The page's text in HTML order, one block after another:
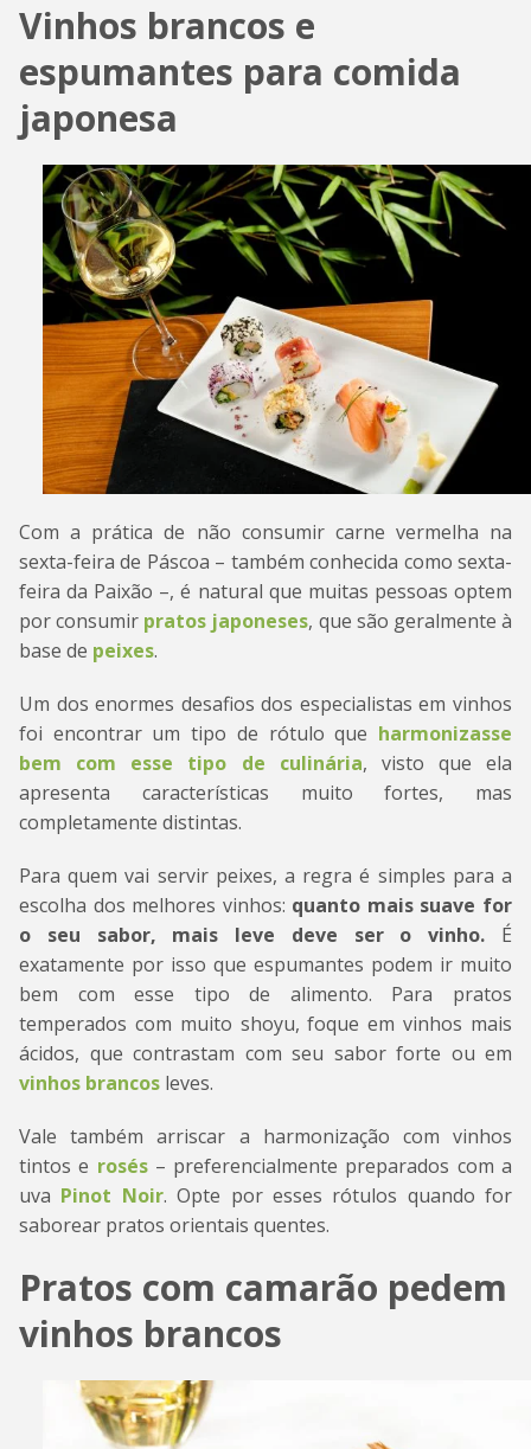
Vinhos brancos e
espumantes para comida
japonesa
Com a prática de não consumir carne vermelha na
sexta-feira de Páscoa – também conhecida como sexta-
feira da Paixão –, é natural que muitas pessoas optem
por consumir pratos japoneses, que são geralmente à
base de peixes.
Um dos enormes desafios dos especialistas em vinhos
foi encontrar um tipo de rótulo que harmonizasse
bem com esse tipo de culinária, visto que ela
apresenta características muito fortes, mas
completamente distintas.
Para quem vai servir peixes, a regra é simples para a
escolha dos melhores vinhos: quanto mais suave for
o seu sabor, mais leve deve ser o vinho. É
exatamente por isso que espumantes podem ir muito
bem com esse tipo de alimento. Para pratos
temperados com muito shoyu, foque em vinhos mais
ácidos, que contrastam com seu sabor forte ou em
vinhos brancos leves.
Vale também arriscar a harmonização com vinhos
tintos e rosés– preferencialmente preparados com a
uva Pinot Noir. Opte por esses rótulos quando for
saborear pratos orientais quentes.
Pratos com camarão pedem
vinhos brancos